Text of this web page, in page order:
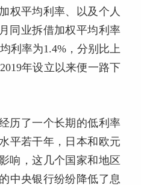
权平均利率、以及个人
同业拆借加权平均利率
利率为1.4%，分别比上
年设立以来便一路下
历了一个长期的低利率
平若干年，日本和欧元
响，这几个国家和地区
中央银行纷纷降低了息